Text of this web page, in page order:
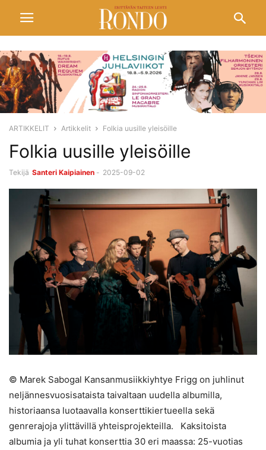
ARTIKKELIT Artikkelit Folkia uusille yleisöille
Folkia uusille yleisöille
Tekijä Santeri Kaipiainen - 2025-09-02
© Marek Sabogal Kansanmusiikkiyhtye Frigg on juhlinut
neljännesvuosisataista taivaltaan uudella albumilla,
historiaansa luotaavalla konserttikiertueella sekä
genrerajoja ylittävillä yhteisprojekteilla. Kaksitoista
albumia ja yli tuhat konserttia 30 eri maassa: 25-vuotias